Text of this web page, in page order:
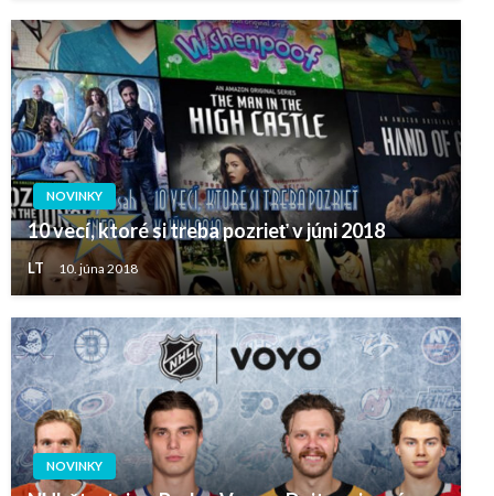
NOVINKY
10 vecí, ktoré si treba pozrieť v júni 2018
LT 10. júna 2018
NOVINKY